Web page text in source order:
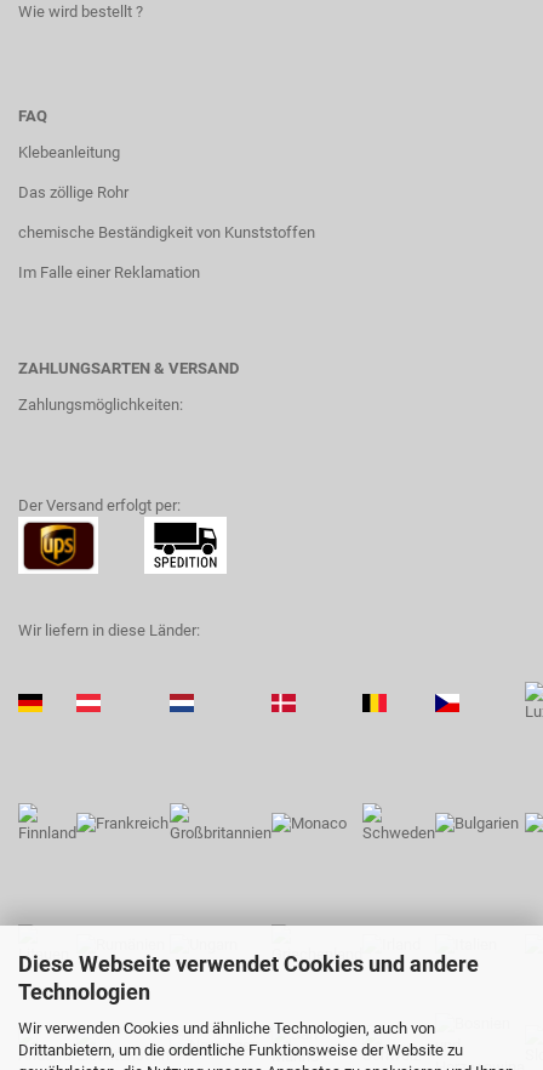
Diese Webseite verwendet Cookies und andere
Technologien
Wir verwenden Cookies und ähnliche Technologien, auch von
Drittanbietern, um die ordentliche Funktionsweise der Website zu
Wie wird bestellt ?
FAQ
Klebeanleitung
Das zöllige Rohr
chemische Beständigkeit von Kunststoffen
Im Falle einer Reklamation
ZAHLUNGSARTEN & VERSAND
Zahlungsmöglichkeiten:
Der Versand erfolgt per:
Wir liefern in diese Länder: